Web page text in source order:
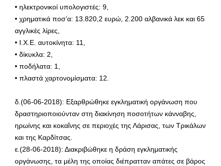
• ηλεκτρονικοί υπολογιστές: 9,
• χρηματικά ποσ’α: 13.820,2 ευρώ, 2.200 αλβανικά λεκ και 65
αγγλικές λίρες,
• Ι.Χ.Ε. αυτοκίνητα: 11,
• δίκυκλα: 2,
• ποδήλατα: 1,
• πλαστά χαρτονομίσματα: 12.
δ.(06-06-2018): Εξαρθρώθηκε εγκληματική οργάνωση που
δραστηριοποιούνταν στη διακίνηση ποσοτήτων κάνναβης,
ηρωίνης και κοκαΐνης σε περιοχές της Λάρισας, των Τρικάλων
και της Καρδίτσας.
ε.(28-06-2018): Διακριβώθηκε η δράση εγκληματικής
οργάνωσης, τα μέλη της οποίας διέπρατταν απάτες σε βάρος